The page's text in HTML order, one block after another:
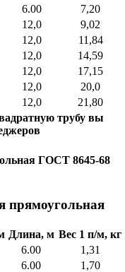
6.00
7,20
12,0
9,02
12,0
11,84
12,0
14,59
12,0
17,15
12,0
20,0
12,0
21,80
трубу вы
ГОСТ 8645-68
прямоугольная
Длина, м Вес 1 п/м, кг
6.00
1,31
6.00
1,70